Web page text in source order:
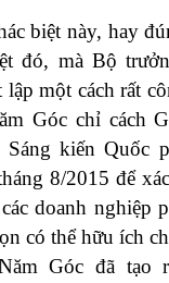
biệt này, hay
đó, mà Bộ
lập một cách rất
Góc chỉ cách
kiến Quốc
8/2015 để
doanh nghiệp
có thể hữu ích
Góc đã tạo